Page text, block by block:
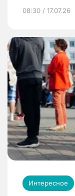
08:30 / 17.07.26
Интересное